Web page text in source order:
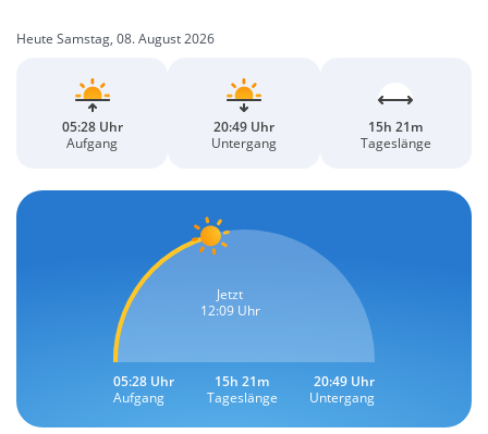
Heute Samstag, 08. August 2026
05:28 Uhr
Aufgang
20:49 Uhr
Untergang
15h 21m
Tageslänge
Jetzt
12:09 Uhr
05:28 Uhr
Aufgang
15h 21m
Tageslänge
20:49 Uhr
Untergang